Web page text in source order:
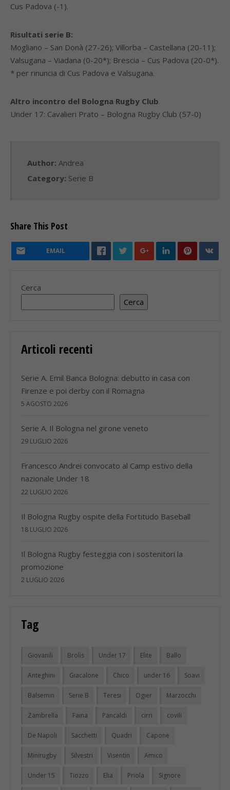
Cus Padova (-1).
Risultati serie B:
Mogliano – San Donà (27-26); Villorba – Castellana (20-11);
Valsugana – Viadana (0-20*); Brescia – Cus Padova (20-0*).
* per rinuncia di Cus Padova e Valsugana.
Altro incontro del Bologna Rugby Club
Under 17: Cavalieri Prato – Bologna Rugby Club (57-0)
Author: Andrea
Category: Serie B
Share This Post
EMAIL
Cerca
Cerca
Articoli recenti
Serie A. Emil Banca Bologna: debutto in casa con
Firenze e poi derby con il Romagna
5 AGOSTO 2026
Serie A. Il Bologna nel girone veneto
29 LUGLIO 2026
Francesco Andrei convocato al Camp estivo della
nazionale Under 18
22 LUGLIO 2026
Il Bologna Rugby ospite della Fortitudo Baseball
18 LUGLIO 2026
Il Bologna Rugby festeggia con i sostenitori la
promozione
2 LUGLIO 2026
Tag
Giovanili Brolis Under 17 Elite Ballo
Anteghini Giacalone Chico under 16 Soavi
Balsemin Serie B Teresi Ogier Marzocchi
Zambrella Faina Pancaldi cirri covili
De Napoli Sacchetti Quadri Capone
Minirugby Silvestri Visentin Amico
Under 15 Tiozzo Elia Priola Signore